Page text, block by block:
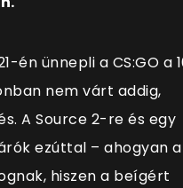
én ünnepli a CS:GO a
nem várt addig,
A Source 2-re és egy
ezúttal – ahogyan
hiszen a beígért